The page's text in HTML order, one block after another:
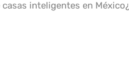
inteligentes en